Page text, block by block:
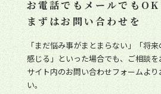
お電話でもメールでもOK
まずはお問い合わせを
「まだ悩み事がまとまらない」「将
感じる」といった場合でも、ご相談
サイト内のお問い合わせフォームよ
い。